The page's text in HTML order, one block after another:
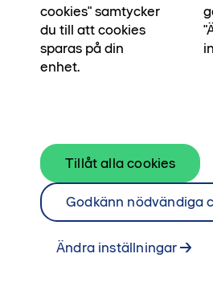
kunna stå pall i din vardag,
minnesvärda ögonblick.
Läs om Platser & ögonblick här
cookies" samtycker
du till att cookies
sparas på din
enhet.
Ändra inställningar
Godkänn nödvändiga
Tillåt alla cookies